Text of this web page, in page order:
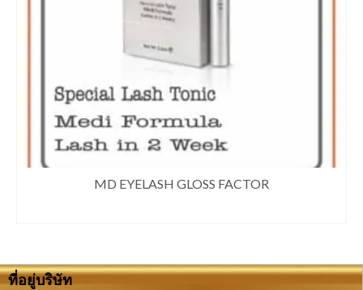
MD EYELASH GLOSS FACTOR
ที่อยู่บริษัท